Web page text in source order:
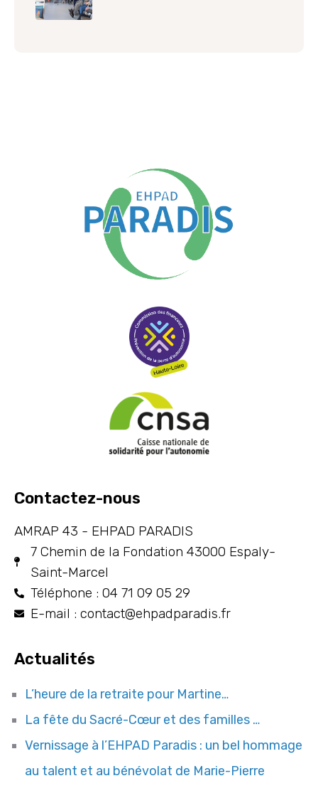
Contactez-nous
AMRAP 43 - EHPAD PARADIS
7 Chemin de la Fondation 43000 Espaly-
Saint-Marcel
Téléphone : 04 71 09 05 29
E-mail : contact@ehpadparadis.fr
Actualités
L’heure de la retraite pour Martine…
La fête du Sacré-Cœur et des familles …
Vernissage à l’EHPAD Paradis : un bel hommage
au talent et au bénévolat de Marie-Pierre